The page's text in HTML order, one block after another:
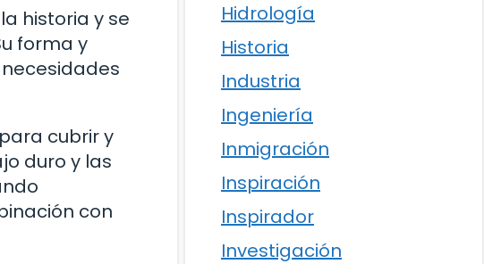
historia y se
forma y
cubrir y
duro y las
con
Hidrología
Historia
Industria
Ingeniería
Inmigración
Inspiración
Inspirador
Investigación